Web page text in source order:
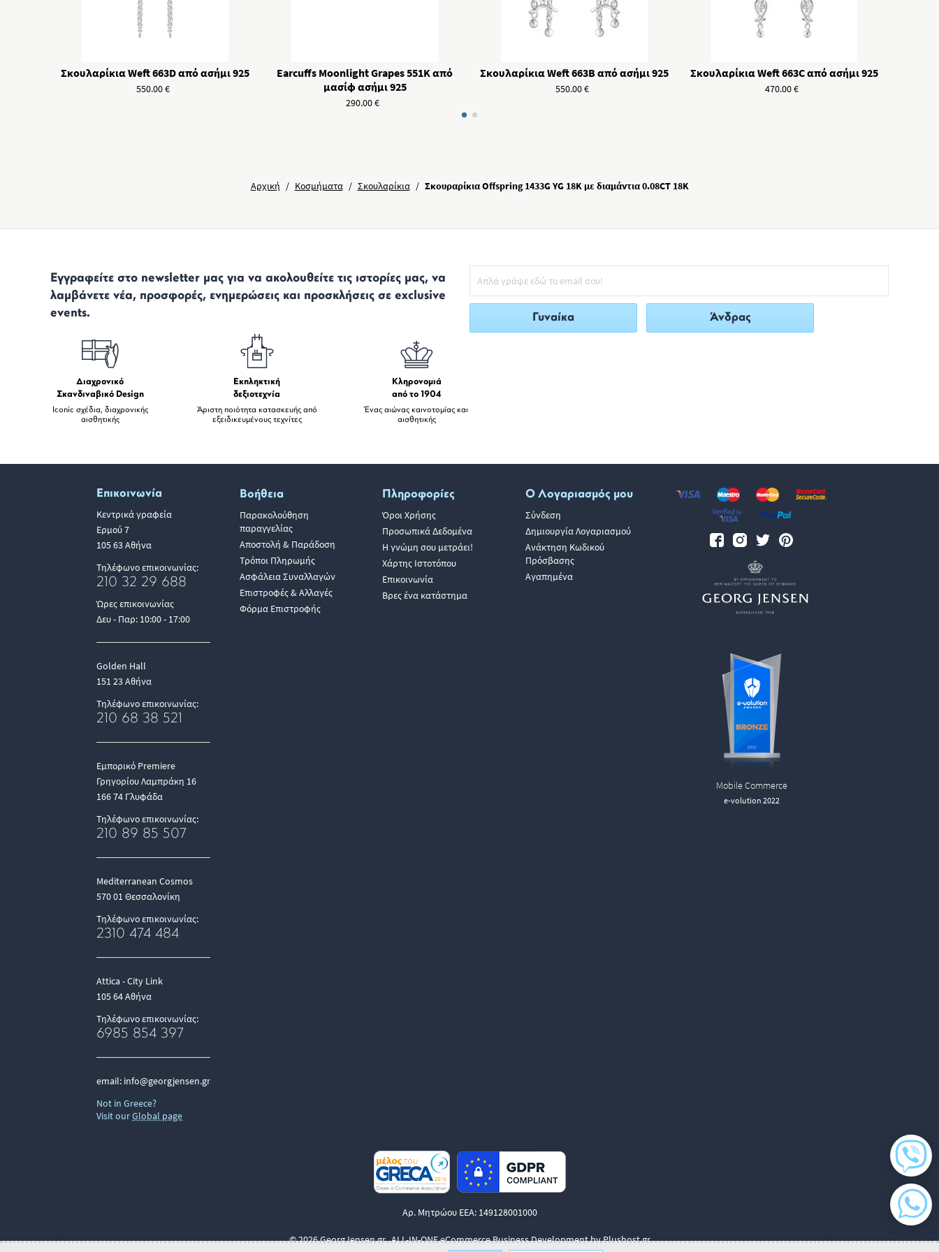
Σκουλαρίκια Weft 663D από ασήμι 925
550.00€
Earcuffs Moonlight Grapes 551K από
μασίφ ασήμι 925
290.00€
Σκουλαρίκια Weft 663B από ασήμι 925
550.00€
Σκουλαρίκια Weft 663C από ασήμι 925
470.00€
Αρχική / Κοσμήματα / Σκουλαρίκια / Σκουραρίκια Offspring 1433G YG 18K με διαμάντια 0.08CT 18K
Εγγραφείτε στο newsletter μας για να ακολουθείτε τις ιστορίες μας, να
λαμβάνετε νέα, προσφορές, ενημερώσεις και προσκλήσεις σε exclusive
events.
Διαχρονικό
Σκανδιναβικό Design
Iconic σχέδια, διαχρονικής
αισθητικής
Εκπληκτική
δεξιοτεχνία
Άριστη ποιότητα κατασκευής από
εξειδικευμένους τεχνίτες
Κληρονομιά
από το 1904
Ένας αιώνας καινοτομίας και
αισθητικής
Γυναίκα Άνδρας
Επικοινωνία
Κεντρικά γραφεία
Ερμού 7
105 63 Αθήνα
Τηλέφωνο επικοινωνίας:
210 32 29 688
Ώρες επικοινωνίας
Δευ - Παρ: 10:00 - 17:00
Golden Hall
151 23 Αθήνα
Τηλέφωνο επικοινωνίας:
210 68 38 521
Εμπορικό Premiere
Γρηγορίου Λαμπράκη 16
166 74 Γλυφάδα
Τηλέφωνο επικοινωνίας:
210 89 85 507
Mediterranean Cosmos
570 01 Θεσσαλονίκη
Τηλέφωνο επικοινωνίας:
2310 474 484
Attica - City Link
105 64 Αθήνα
Τηλέφωνο επικοινωνίας:
6985 854 397
email: info@georgjensen.gr
Not in Greece?
Visit ourGlobal page
Βοήθεια
Παρακολούθηση
παραγγελίας
Αποστολή & Παράδοση
Τρόποι Πληρωμής
Ασφάλεια Συναλλαγών
Επιστροφές & Αλλαγές
Φόρμα Επιστροφής
Πληροφορίες
Όροι Χρήσης
Προσωπικά Δεδομένα
Η γνώμη σου μετράει!
Χάρτης Ιστοτόπου
Επικοινωνία
Βρες ένα κατάστημα
Ο Λογαριασμός μου
Σύνδεση
Δημιουργία Λογαριασμού
Ανάκτηση Κωδικού
Πρόσβασης
Αγαπημένα
Mobile Commerce
e-volution 2022
Αρ. Μητρώου ΕΕΑ: 149128001000
© 2026 GeorgJensen.gr.ALL-IN-ONE eCommerce Business Development by Plushost.gr